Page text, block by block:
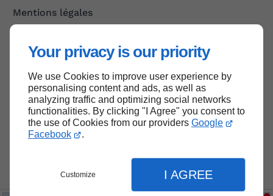
Your privacy is our priority
We use Cookies to improve user experience by
personalising content and ads, as well as
analyzing traffic and optimizing social networks
functionalities. By clicking "I Agree" you consent to
the use of Cookies from our providers Google
Facebook
.
Customize I AGREE
Mentions légales
Haut de page